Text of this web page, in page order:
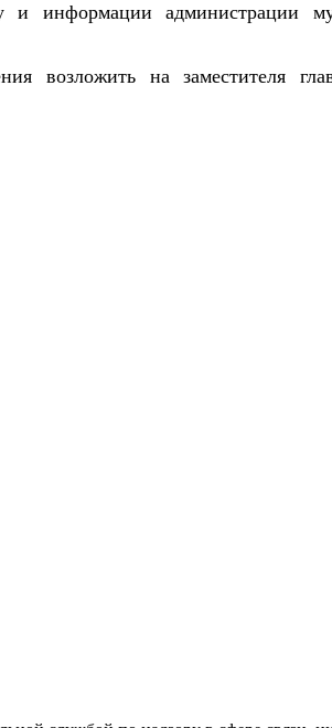
администрации
возложить на заместителя